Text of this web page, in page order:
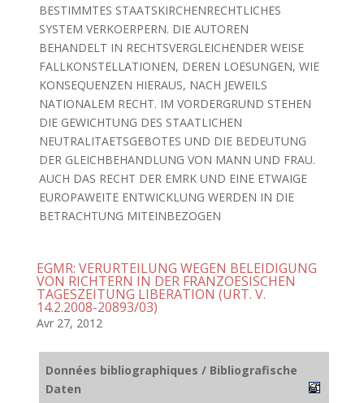
BESTIMMTES STAATSKIRCHENRECHTLICHES
SYSTEM VERKOERPERN. DIE AUTOREN
BEHANDELT IN RECHTSVERGLEICHENDER WEISE
FALLKONSTELLATIONEN, DEREN LOESUNGEN, WIE
KONSEQUENZEN HIERAUS, NACH JEWEILS
NATIONALEM RECHT. IM VORDERGRUND STEHEN
DIE GEWICHTUNG DES STAATLICHEN
NEUTRALITAETSGEBOTES UND DIE BEDEUTUNG
DER GLEICHBEHANDLUNG VON MANN UND FRAU.
AUCH DAS RECHT DER EMRK UND EINE ETWAIGE
EUROPAWEITE ENTWICKLUNG WERDEN IN DIE
BETRACHTUNG MITEINBEZOGEN
EGMR: VERURTEILUNG WEGEN BELEIDIGUNG
VON RICHTERN IN DER FRANZOESISCHEN
TAGESZEITUNG LIBERATION (URT. V.
14.2.2008-20893/03)
Avr 27, 2012
Données bibliographiques / Bibliografische
Daten